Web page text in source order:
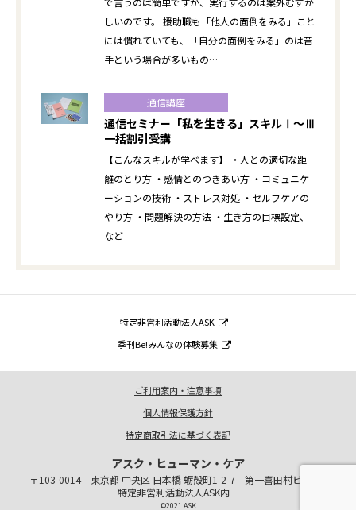
しいのです。 援助職も「他人の面倒をみる」こと
には慣れていても、「自分の面倒をみる」のは苦
手という場合が多いもの…
通信講座
通信セミナー「私を生きる」スキルⅠ～Ⅲ
一括割引受講
【こんなスキルが学べます】 ・人との適切な距
離のとり方 ・感情とのつきあい方 ・コミュニケ
ーションの技術 ・ストレス対処 ・セルフケアの
やり方 ・問題解決の方法 ・生き方の目標設定、
など
特定非営利活動法人ASK
季刊Be!みんなの体験募集
ご利用案内・注意事項
個人情報保護方針
特定商取引法に基づく表記
アスク・ヒューマン・ケア
〒103-0014 東京都 中央区 日本橋 蛎殻町1-2-7 第一喜田村ビル1階
特定非営利活動法人ASK内
©2021 ASK